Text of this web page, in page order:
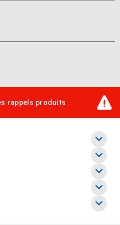
rappels produits